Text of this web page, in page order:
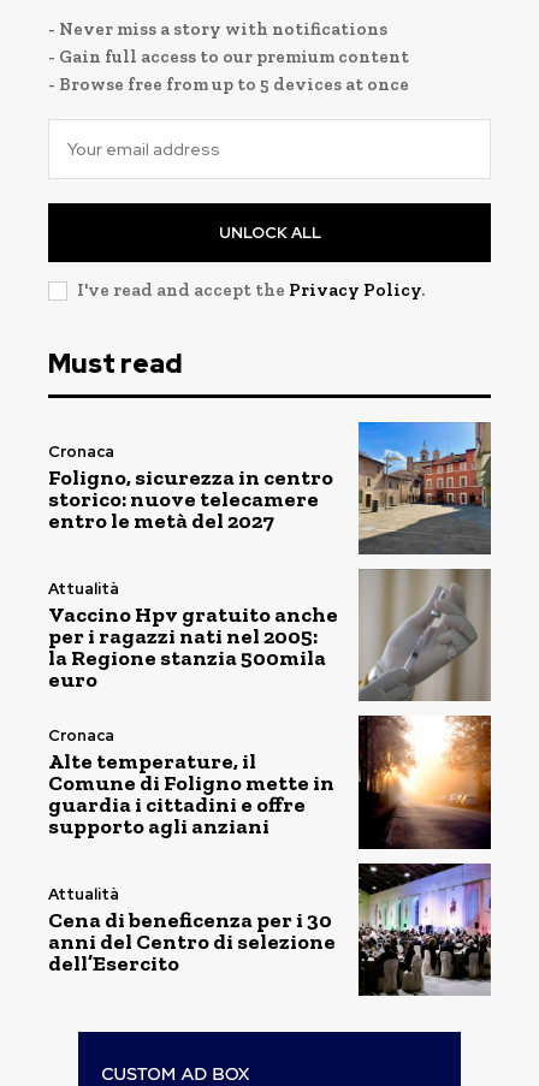
- Never miss a story with notifications
- Gain full access to our premium content
- Browse free from up to 5 devices at once
UNLOCK ALL
I've read and accept the Privacy Policy.
Must read
Cronaca
Foligno, sicurezza in centro
storico: nuove telecamere
entro le metà del 2027
Attualità
Vaccino Hpv gratuito anche
per i ragazzi nati nel 2005:
la Regione stanzia 500mila
euro
Cronaca
Alte temperature, il
Comune di Foligno mette in
guardia i cittadini e offre
supporto agli anziani
Attualità
Cena di beneficenza per i 30
anni del Centro di selezione
dell’Esercito